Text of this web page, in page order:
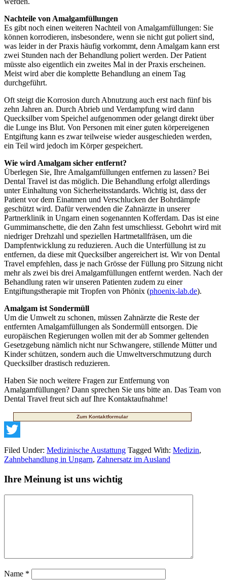
Nachteile von Amalgamfüllungen
Es gibt noch einen weiteren Nachteil von Amalgamfüllungen: Sie
können korrodieren, insbesondere, wenn sie nicht gut poliert sind,
was leider in der Praxis häufig vorkommt, denn Amalgam kann erst
zwei Stunden nach der Behandlung poliert werden. Der Patient
müsste also eigentlich ein zweites Mal in der Praxis erscheinen.
Meist wird aber die komplette Behandlung an einem Tag
durchgeführt.
Oft steigt die Korrosion durch Abnutzung auch erst nach fünf bis
zehn Jahren an. Durch Abrieb und Verdampfung wird dann
Quecksilber vom Speichel aufgenommen oder gelangt direkt über
die Lunge ins Blut. Von Personen mit einer guten körpereigenen
Entgiftung kann es zwar teilweise wieder ausgeschieden werden,
ein Teil wird jedoch im Körper gespeichert.
Wie wird Amalgam sicher entfernt?
Überlegen Sie, Ihre Amalgamfüllungen entfernen zu lassen? Bei
Dental Travel ist das möglich. Die Behandlung erfolgt allerdings
unter Einhaltung von Sicherheitsstandards. Wichtig ist, dass der
Patient vor dem Einatmen und Verschlucken der Bohrdämpfe
geschützt wird. Dafür verwenden die Zahnärzte in unserer
Partnerklinik in Ungarn einen sogenannten Kofferdam. Das ist eine
Gummimanschette, die den Zahn fest umschliesst. Gebohrt wird mit
niedriger Drehzahl und speziellen Hartmetallfräsen, um die
Dampfentwicklung zu reduzieren. Auch die Unterfüllung ist zu
entfernen, da diese mit Quecksilber angereichert ist. Wir von Dental
Travel empfehlen, dass je nach Grösse der Füllung pro Sitzung nicht
mehr als zwei bis drei Amalgamfüllungen entfernt werden. Nach der
Behandlung raten wir unseren Patienten zudem zu einer
Entgiftungstherapie mit Tropfen von Phönix (phoenix-lab.de).
Amalgam ist Sondermüll
Um die Umwelt zu schonen, müssen Zahnärzte die Reste der
entfernten Amalgamfüllungen als Sondermüll entsorgen. Die
europäischen Regierungen wollen mit der ab Sommer geltenden
Gesetzgebung nämlich nicht nur Schwangere, stillende Mütter und
Kinder schützen, sondern auch die Umweltverschmutzung durch
Quecksilber drastisch reduzieren.
Haben Sie noch weitere Fragen zur Entfernung von
Amalgamfüllungen? Dann sprechen Sie uns bitte an. Das Team von
Dental Travel freut sich auf Ihre Kontaktaufnahme!
Zum Kontaktformular
Twitter
Filed Under: Medizinische Austattung Tagged With: Medizin,
Zahnbehandlung in Ungarn, Zahnersatz im Ausland
Ihre Meinung ist uns wichtig
Name *